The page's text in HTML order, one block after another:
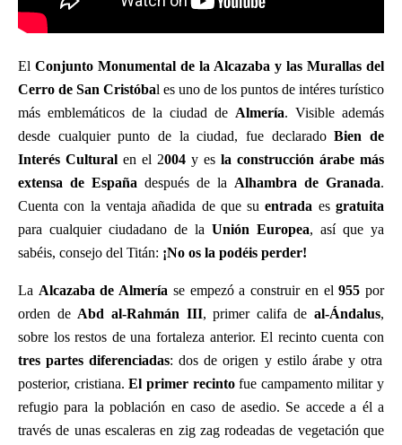
El Conjunto Monumental de la Alcazaba y las Murallas del
Cerro de San Cristóbal es uno de los puntos de intéres turístico
más emblemáticos de la ciudad de Almería. Visible además
desde cualquier punto de la ciudad, fue declaradoBien de
Interés Cultural en el 2004 y es la construcción árabe más
extensa de España después de la Alhambra de Granada.
Cuenta con la ventaja añadida de que su entrada esgratuita
para cualquier ciudadano de la Unión Europea, así que ya
sabéis, consejo del Titán: ¡No os la podéis perder!
La Alcazaba de Almería se empezó a construir en el955 por
orden de Abd al-Rahmán III, primer califa de al-Ándalus,
sobre los restos de una fortaleza anterior. El recinto cuenta con
tres partes diferenciadas: dos de origen y estilo árabe y otra
posterior, cristiana.El primer recintofue campamento militar y
refugio para la población en caso de asedio. Se accede a él a
través de unas escaleras en zig zag rodeadas de vegetación que